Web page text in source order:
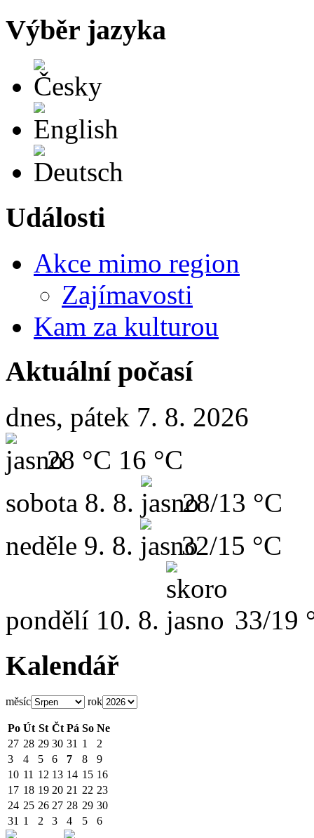
Výběr jazyka
Události
Akce mimo region
Zajímavosti
Kam za kulturou
Aktuální počasí
dnes, pátek 7. 8. 2026
28 °C 16 °C
sobota 8. 8.
28/13 °C
neděle 9. 8. 32/15 °C
pondělí 10. 8. 33/19
Kalendář
měsíc rok
Po Út St Čt Pá So Ne
27 28 29 30 31 1
2
3
4 5 6 7 8
9
10 11 12 13 14 15 16
17 18 19 20 21 22 23
24 25 26 27 28 29 30
31 1 2 3 4 5 6